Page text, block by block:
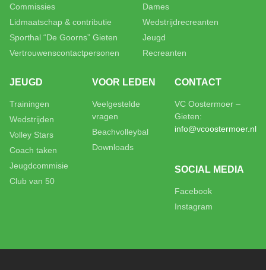
Commissies
Lidmaatschap & contributie
Sporthal “De Goorns” Gieten
Vertrouwenscontactpersonen
Dames
Wedstrijdrecreanten
Jeugd
Recreanten
JEUGD
Trainingen
Wedstrijden
Volley Stars
Coach taken
Jeugdcommisie
Club van 50
VOOR LEDEN
Veelgestelde
vragen
Beachvolleybal
Downloads
CONTACT
VC Oostermoer –
Gieten:
info@vcoostermoer.nl
SOCIAL MEDIA
Facebook
Instagram